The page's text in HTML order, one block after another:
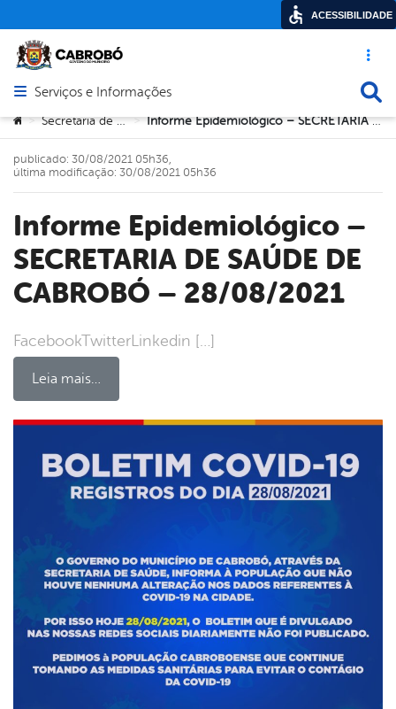
Acesso
Abrir menu principal de navegação
Serviços e Informações
Você está aqui:
> Secretaria de Saúde > Informe Epidemiológico – SECRETARIA DE SAÚDE DE CABROBÓ – 28/08/2021
Informe Epidemiológico –
SECRETARIA DE SAÚDE DE
CABROBÓ – 28/08/2021
FacebookTwitterLinkedin […]
Leia mais…
publicado: 30/08/2021 05h36,
última modificação: 30/08/2021 05h36
ACESSIBILIDADE